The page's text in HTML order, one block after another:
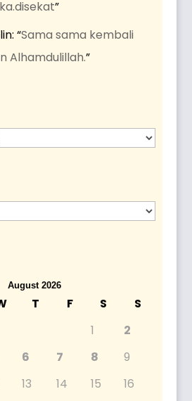
”
: “Sama sama kembali
Alhamdulillah.”
August 2026
T F S
S
1
2
6 7 8
9
13 14 15
16